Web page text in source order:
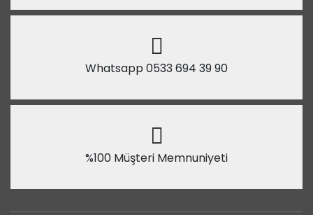
Whatsapp 0533 694 39 90
%100 Müşteri Memnuniyeti